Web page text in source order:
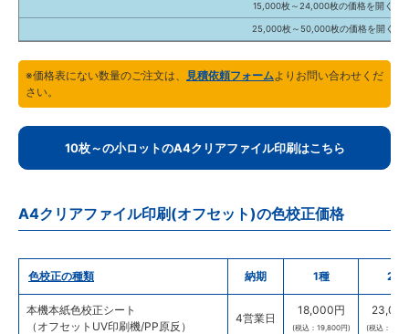
15,000枚～24,000枚の価格を開く
25,000枚～50,000枚の価格を開く
※価格表にない数量のご注文は、 見積依頼フォームよりお問い合わせくだ
さい。
10枚～の小ロットのA4クリアファイル印刷はこちら
A4クリアファイル印刷(オフセット)の色校正価格
色校正の種類 納期 1種 2種
本機本紙色校正シート
（オフセットUV印刷機/PP原反）
4営業日
18,000円
(税込：19,800円) (税込：